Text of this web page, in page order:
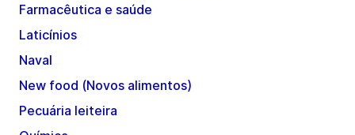
Farmacêutica e saúde
Laticínios
Naval
New food (Novos alimentos)
Pecuária leiteira